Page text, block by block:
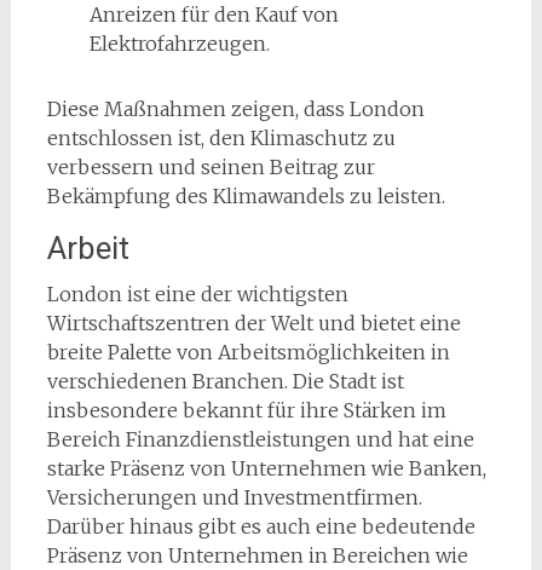
Anreizen für den Kauf von
Elektrofahrzeugen.
Diese Maßnahmen zeigen, dass London
entschlossen ist, den Klimaschutz zu
verbessern und seinen Beitrag zur
Bekämpfung des Klimawandels zu leisten.
Arbeit
London ist eine der wichtigsten
Wirtschaftszentren der Welt und bietet eine
breite Palette von Arbeitsmöglichkeiten in
verschiedenen Branchen. Die Stadt ist
insbesondere bekannt für ihre Stärken im
Bereich Finanzdienstleistungen und hat eine
starke Präsenz von Unternehmen wie Banken,
Versicherungen und Investmentfirmen.
Darüber hinaus gibt es auch eine bedeutende
Präsenz von Unternehmen in Bereichen wie